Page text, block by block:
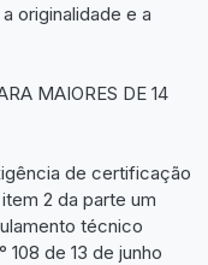
originalidade e a
MAIORES DE 14
de certificação
2 da parte um
técnico
108 de 13 de junho